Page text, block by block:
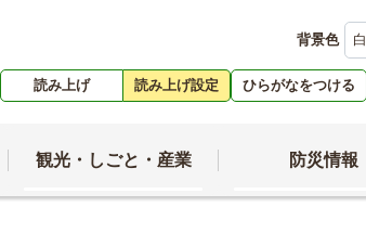
背景色 白
読み上げ 読み上げ設定 ひらがなをつける
観光・しごと・産業 防災情報